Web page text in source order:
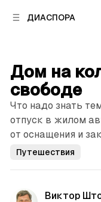
ДИАСПОРА
Дом на
свободе
Что надо знать
отпуск в жилом
от оснащения и
Путешествия
Виктор